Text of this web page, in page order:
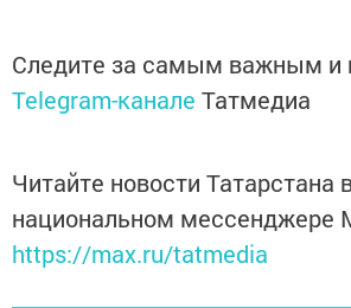
Следите за самым важным и
Telegram-канале Татмедиа
Читайте новости Татарстана
национальном мессенджере
https://max.ru/tatmedia